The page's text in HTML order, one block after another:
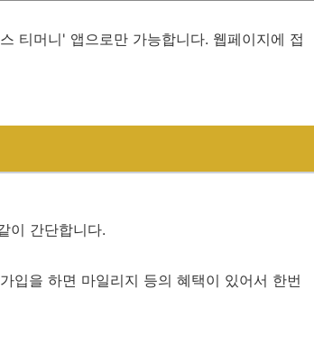
티머니' 앱으로만 가능합니다. 웹페이지에 접
이 간단합니다.
입을 하면 마일리지 등의 혜택이 있어서 한번